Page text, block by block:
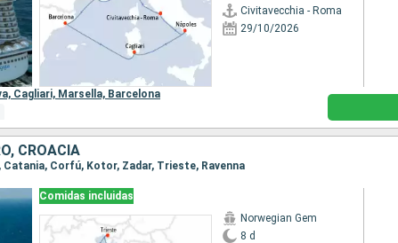
Civitavecchia - Roma
29/10/2026
Cagliari, Marsella, Barcelona
CROACIA
Corfú, Kotor, Zadar, Trieste, Ravenna
Comidas incluidas
Norwegian Gem
8 d